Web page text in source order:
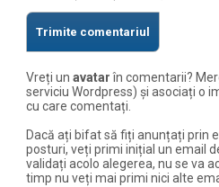
Vreți unavatarîn comentarii?
serviciu Wordpress) și asociați o
cu care comentați.
Dacă ați bifat să fiți anunțați prin
posturi, veți primi inițial un email
validați acolo alegerea, nu se va
timp nu veți mai primi nici alte